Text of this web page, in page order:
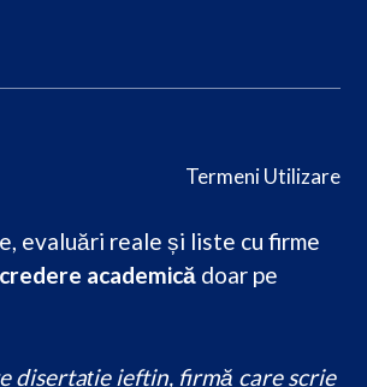
Termeni Utilizare
evaluări reale și liste cu firme
academicădoar pe
disertație ieftin, firmă care scrie